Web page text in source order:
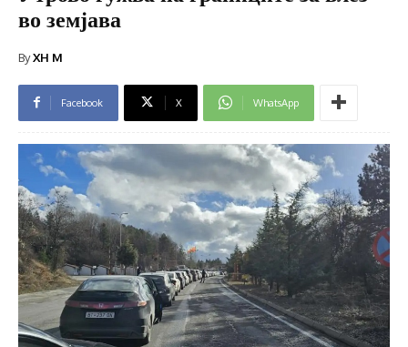
во земјава
ByXH M
Facebook X WhatsApp